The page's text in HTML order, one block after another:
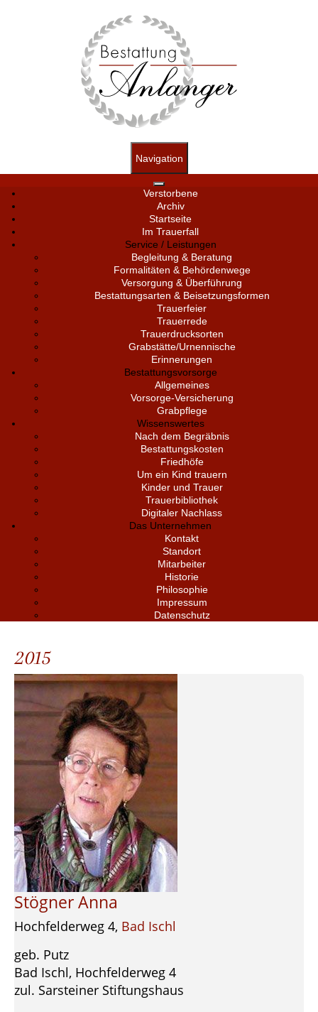
Navigation
Verstorbene
Archiv
Startseite
Im Trauerfall
Service / Leistungen
Begleitung & Beratung
Formalitäten & Behördenwege
Versorgung & Überführung
Bestattungsarten & Beisetzungsformen
Trauerfeier
Trauerrede
Trauerdrucksorten
Grabstätte/Urnennische
Erinnerungen
Bestattungsvorsorge
Allgemeines
Vorsorge-Versicherung
Grabpflege
Wissenswertes
Nach dem Begräbnis
Bestattungskosten
Friedhöfe
Um ein Kind trauern
Kinder und Trauer
Trauerbibliothek
Digitaler Nachlass
Das Unternehmen
Kontakt
Standort
Mitarbeiter
Historie
Philosophie
Impressum
Datenschutz
2015
Stögner Anna
Hochfelderweg 4, Bad Ischl
geb. Putz
Bad Ischl, Hochfelderweg 4
zul. Sarsteiner Stiftungshaus